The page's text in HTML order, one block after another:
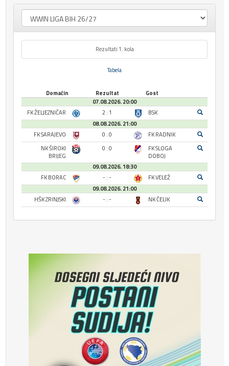
Rezultati 1. kola
Tabela
Domaćin Rezultat
Gost
07.08.2026. 20:00
FK ŽELJEZNIČAR
2 : 1
BSK
08.08.2026. 21:00
FK SARAJEVO
0 : 0
FK RADNIK
NK ŠIROKI
BRIJEG
0 : 0
FK SLOGA
DOBOJ
09.08.2026. 18:30
FK BORAC
- : -
FK VELEŽ
09.08.2026. 21:00
HŠK ZRINJSKI
- : - NK ČELIK